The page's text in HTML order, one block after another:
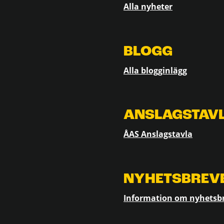
Alla nyheter
BLOGG
Alla blogginlägg
ÅAS Anslagstavla
Information om